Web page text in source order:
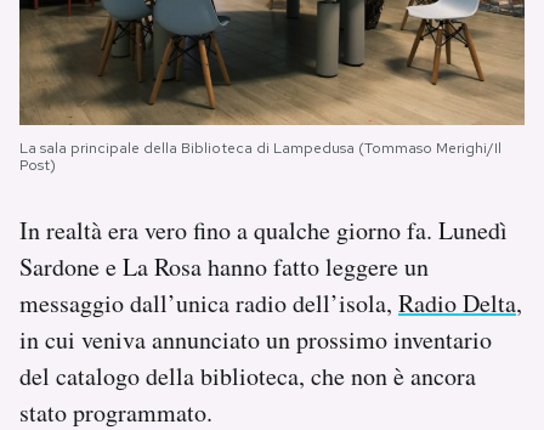
La sala principale della Biblioteca di Lampedusa (Tommaso Merighi/Il
Post)
In realtà era vero fino a qualche giorno fa. Lunedì
Sardone e La Rosa hanno fatto leggere un
messaggio dall’unica radio dell’isola, Radio Delta,
in cui veniva annunciato un prossimo inventario
del catalogo della biblioteca, che non è ancora
stato programmato.